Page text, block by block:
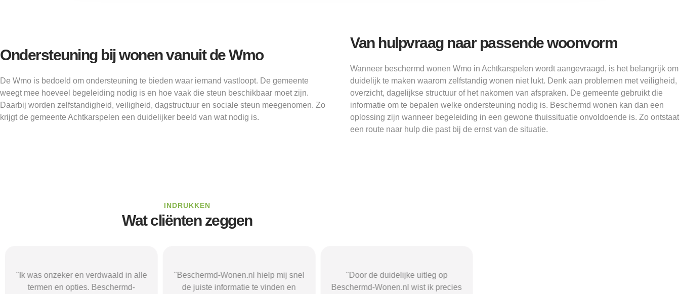
Ondersteuning bij wonen vanuit de Wmo
De Wmo is bedoeld om ondersteuning te bieden waar iemand vastloopt. De gemeente
weegt mee hoeveel begeleiding nodig is en hoe vaak die steun beschikbaar moet zijn.
Daarbij worden zelfstandigheid, veiligheid, dagstructuur en sociale steun meegenomen. Zo
krijgt de gemeente Achtkarspelen een duidelijker beeld van wat nodig is.
Van hulpvraag naar passende woonvorm
Wanneer beschermd wonen Wmo in Achtkarspelen wordt aangevraagd, is het belangrijk om
duidelijk te maken waarom zelfstandig wonen niet lukt. Denk aan problemen met veiligheid,
overzicht, dagelijkse structuur of het nakomen van afspraken. De gemeente gebruikt die
informatie om te bepalen welke ondersteuning nodig is. Beschermd wonen kan dan een
oplossing zijn wanneer begeleiding in een gewone thuissituatie onvoldoende is. Zo ontstaat
een route naar hulp die past bij de ernst van de situatie.
INDRUKKEN
Wat cliënten zeggen
"Ik was onzeker en verdwaald in alle
termen en opties. Beschermd-
"Beschermd-Wonen.nl hielp mij snel
de juiste informatie te vinden en
"Door de duidelijke uitleg op
Beschermd-Wonen.nl wist ik precies